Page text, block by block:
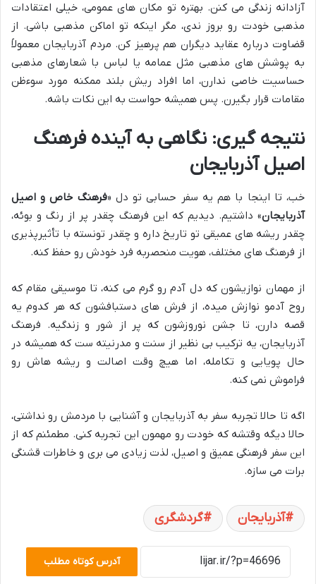
آزادانه زندگی می کنن. بهتره تو مکان های عمومی، خیلی اعتقادات
مذهبی خودت رو بروز ندی، مگر اینکه تو اماکن مذهبی باشی. از
قضاوت درباره عقاید دیگران هم پرهیز کن. مردم آذربایجان معمولاً
به پوشش های مذهبی مثل عمامه یا لباس با شعارهای مذهبی
حساسیت خاصی ندارن، اما افراد ریش بلند ممکنه مورد سوءظن
مقامات قرار بگیرن. پس همیشه حواست به این نکات باشه.
نتیجه گیری: نگاهی به آینده فرهنگ
اصیل آذربایجان
خب، تا اینجا با هم یه سفر حسابی تو دل «فرهنگ خاص و اصیل
آذربایجان» داشتیم. دیدیم که این فرهنگ چقدر پر از رنگ و بوئه،
چقدر ریشه های عمیقی تو تاریخ داره و چقدر تونسته با تأثیرپذیری
از فرهنگ های مختلف، هویت منحصربه فرد خودش رو حفظ کنه.
از مهمان نوازیشون که دل آدم رو گرم می کنه، تا موسیقی مقام که
روح آدمو نوازش میده، از فرش های دستبافشون که هر کدوم یه
قصه دارن، تا جشن نوروزشون که پر از شور و زندگیه. فرهنگ
آذربایجان، یه ترکیب بی نظیر از سنت و مدرنیته ست که همیشه در
حال پویایی و تکامله، اما هیچ وقت اصالت و ریشه هاش رو
فراموش نمی کنه.
اگه تا حالا تجربه سفر به آذربایجان و آشنایی با مردمش رو نداشتی،
حالا دیگه وقتشه که خودت رو مهمون این تجربه کنی. مطمئنم که از
این سفر فرهنگی عمیق و اصیل، لذت زیادی می بری و خاطرات قشنگی
برات می سازه.
آذربایجان گردشگری
آدرس کوتاه مطلب